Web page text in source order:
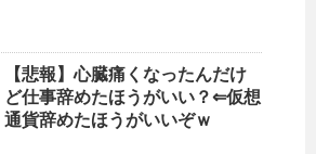
【悲報】心臓痛くなったんだけ
ど仕事辞めたほうがいい？⇐仮想
通貨辞めたほうがいいぞｗ